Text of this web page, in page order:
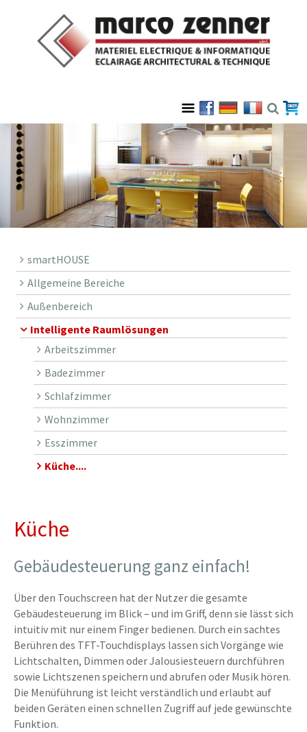
smartHOUSE
Allgemeine Bereiche
Außenbereich
Intelligente Raumlösungen
Arbeitszimmer
Badezimmer
Schlafzimmer
Wohnzimmer
Esszimmer
Küche....
Küche
Gebäudesteuerung ganz einfach!
Über den Touchscreen hat der Nutzer die gesamte
Gebäudesteuerung im Blick – und im Griff, denn sie lässt sich
intuitiv mit nur einem Finger bedienen. Durch ein sachtes
Berühren des TFT-Touchdisplays lassen sich Vorgänge wie
Lichtschalten, Dimmen oder Jalousiesteuern durchführen
sowie Lichtszenen speichern und abrufen oder Musik hören.
Die Menüführung ist leicht verständlich und erlaubt auf
beiden Geräten einen schnellen Zugriff auf jede gewünschte
Funktion.